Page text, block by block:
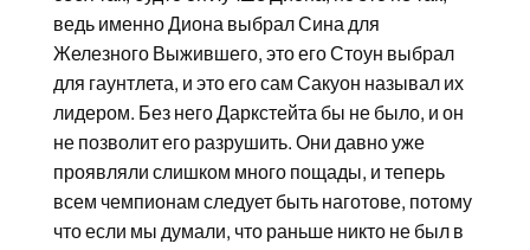
ведь именно Диона выбрал Сина для
Железного Выжившего, это его Стоун выбрал
для гаунтлета, и это его сам Сакуон называл их
лидером. Без него Даркстейта бы не было, и он
не позволит его разрушить. Они давно уже
проявляли слишком много пощады, и теперь
всем чемпионам следует быть наготове, потому
что если мы думали, что раньше никто не был в